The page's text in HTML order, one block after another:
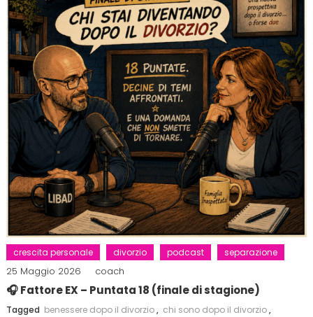
crescita personale divorzio podcast separazione
25 Maggio 2026 coach
🎧 Fattore EX – Puntata 18 (finale di stagione)
Tagged benessere dopo il divorzio, chi sono dopo il divorzio,